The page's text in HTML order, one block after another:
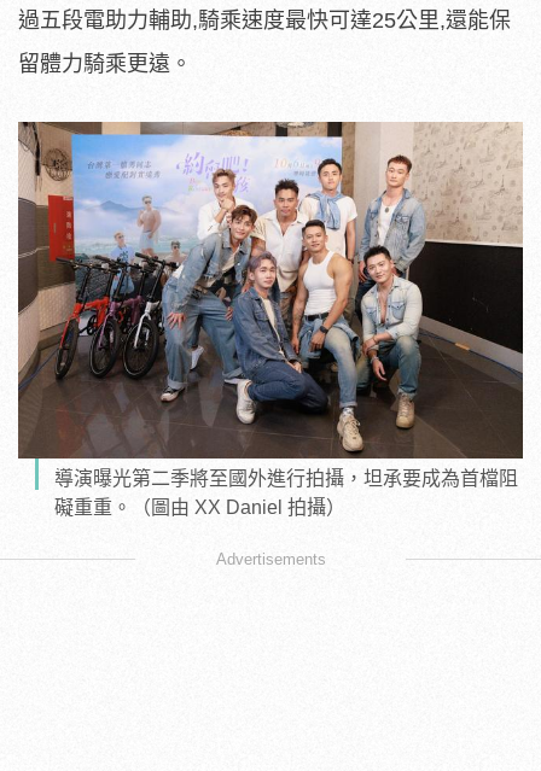
過五段電助力輔助,騎乘速度最快可達25公里,還能保
留體力騎乘更遠。
導演曝光第二季將至國外進行拍攝，坦承要成為首檔阻
礙重重。（圖由 XX Daniel 拍攝）
Advertisements